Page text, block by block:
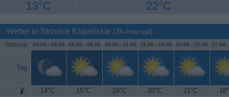
13°C 22°C
Wetter in Strzelce Krajeńskie (3h-Interval)
Interval 02:00 - 05:00 05:00 - 08:00 08:00 - 11:00 11:00 - 14:00 14:00 - 17:00 17:00
Tag
14°C 15°C 19°C 20°C 21°C
25°C